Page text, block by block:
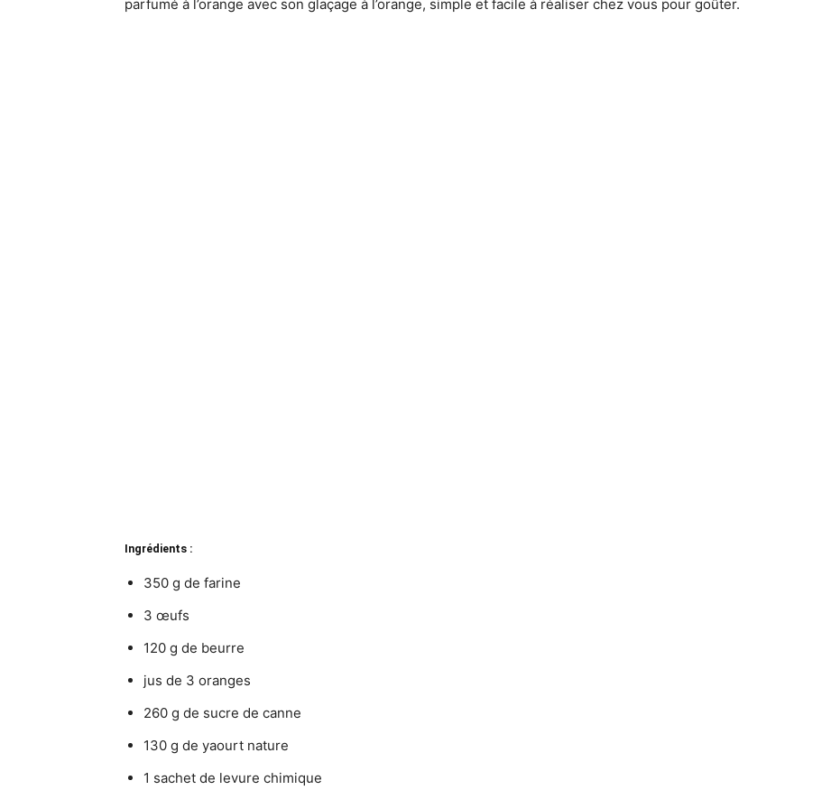
parfumé à l’orange avec son glaçage à l’orange, simple et facile à réaliser chez vous pour goûter.
Ingrédients :
350 g de farine
3 œufs
120 g de beurre
jus de 3 oranges
260 g de sucre de canne
130 g de yaourt nature
1 sachet de levure chimique